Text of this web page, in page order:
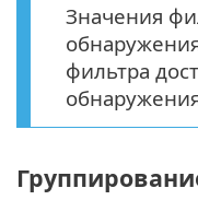
Значения
фильтра